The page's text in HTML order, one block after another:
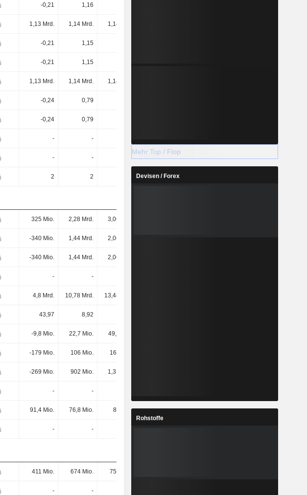
-0,21 1,16
1,13 Mrd. 1,14 Mrd. 1,14 Mrd.
-0,21 1,15
-0,21 1,15
1,13 Mrd. 1,14 Mrd. 1,14 Mrd.
-0,24 0,79
-0,24 0,79
- -
- - 10,41 27,16 20,39
2 2 2
325 Mio. 2,28 Mrd. 3,06 Mrd.
-340 Mio. 1,44 Mrd. 2,06 Mrd.
-340 Mio. 1,44 Mrd. 2,06 Mrd.
- -
4,8 Mrd. 10,78 Mrd. 13,44 Mrd.
43,97 8,92
-9,8 Mio. 22,7 Mio. 49,4 Mio.
-179 Mio. 106 Mio. 162 Mio.
-269 Mio. 902 Mio. 1,33 Mrd.
- -
91,4 Mio. 76,8 Mio. 83 Mio. 66,5 Mio. 37,8 Mio.
- -
411 Mio. 674 Mio. 757 Mio.
- -
Mehr Top / Flop
Devisen / Forex
Rohstoffe